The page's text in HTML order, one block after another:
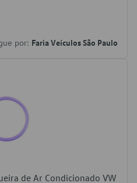
por: Faria Veículos São Paulo
de Ar Condicionado VW